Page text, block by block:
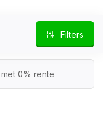
Filters
met 0% rente